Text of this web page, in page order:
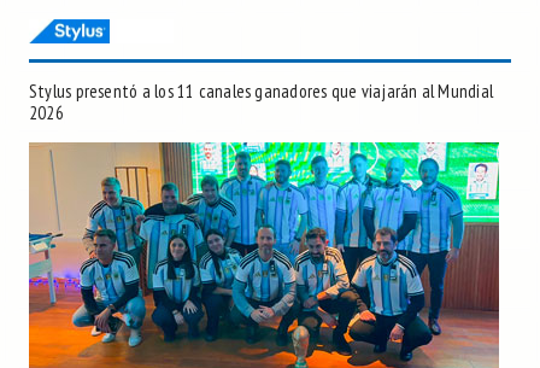
Stylus presentó a los 11 canales ganadores que viajarán al Mundial
2026